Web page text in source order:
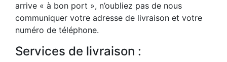
arrive « à bon port », n’oubliez pas de nous
communiquer votre adresse de livraison et votre
numéro de téléphone.
Services de livraison :